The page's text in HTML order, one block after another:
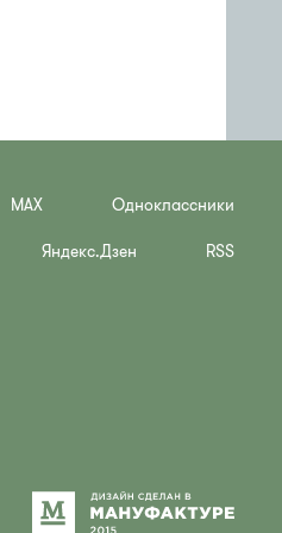
MAX Одноклассники
Яндекс.Дзен RSS